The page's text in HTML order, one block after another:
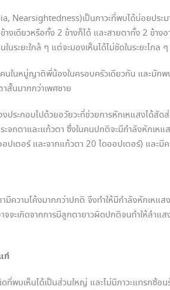
เป็นภาวะที่พบได้บ่อยประม
งเดียวหรือทั้ง 2 ข้างก็ได้ และสายตาทั้ง 2 ข้างอ
นระยะใกล้ ๆ แต่จะมองเห็นได้ไม่ชัดในระยะไกล ๆ
ในหมู่ญาติพี่น้องในครอบครัวเดียวกัน และมักพ
สั้นมากกว่าเพศชาย
ะกอบไปด้วยอวัยวะที่ช่วยการหักเหแสงได้สัด
จกตาและแก้วตา ซึ่งในคนปกติจะมีกำลังหักเห
ปเตอร์ และจากแก้วตา 20 ไดออปเตอร์) และ
ามโค้งมากกว่าปกติ จึงทำให้มีกำลังหักเหแสง
จจะเกิดจากการมีลูกตายาวผิดปกติจนทำให้ลำแ
ก่
เห็นได้เป็นส่วนใหญ่ และไม่มีภาวะแทรกซ้อนร้